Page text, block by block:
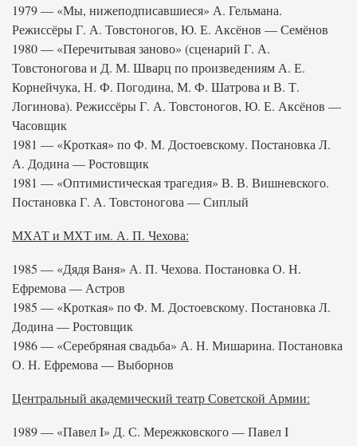
1979 — «Мы, нижеподписавшиеся» А. Гельмана.
Режиссёры Г. А. Товстоногов, Ю. Е. Аксёнов — Семёнов
1980 — «Перечитывая заново» (сценарий Г. А.
Товстоногова и Д. М. Шварц по произведениям А. Е.
Корнейчука, Н. Ф. Погодина, М. Ф. Шатрова и В. Т.
Логинова). Режиссёры Г. А. Товстоногов, Ю. Е. Аксёнов —
Часовщик
1981 — «Кроткая» по Ф. М. Достоевскому. Постановка Л.
А. Додина — Ростовщик
1981 — «Оптимистическая трагедия» В. В. Вишневского.
Постановка Г. А. Товстоногова — Сиплый
МХАТ и МХТ им. А. П. Чехова:
1985 — «Дядя Ваня» А. П. Чехова. Постановка О. Н.
Ефремова — Астров
1985 — «Кроткая» по Ф. М. Достоевскому. Постановка Л.
Додина — Ростовщик
1986 — «Серебряная свадьба» А. Н. Мишарина. Постановка
О. Н. Ефремова — Выборнов
Центральный академический театр Советской Армии:
1989 — «Павел I» Д. С. Мережковского — Павел I